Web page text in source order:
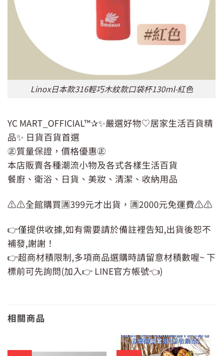
Linox日本款316輕巧木紋款口袋杯130ml-紅色
YC MART_OFFICIAL™✰✨嚴選好物♡居家生活百貨精
品✨ 日貨百貨首選
㊣質量保證，價格優惠㊣
本店販賣各種潮流小物及各式各樣生活百貨
餐廚、衛浴、日貨、美妝、清潔、收納用品
⚠️⚠️全館購買🈵399元才出貨，🈵2000元免運費⚠️⚠️
👉僅提供收據,如有需要請於備註裡告知,出貨後恕不
補發,謝謝！
👉超商材積限制,多項商品選購時請留意材積數喔~ 下
標前可先詢問(加入👉 LINE官方帳號👈)
相關商品